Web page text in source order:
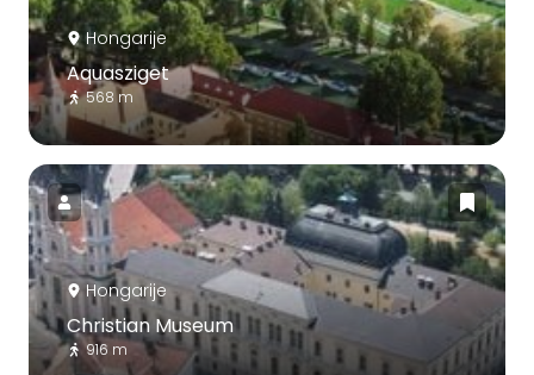
Hongarije
Aquasziget
568 m
Hongarije
Christian Museum
916 m